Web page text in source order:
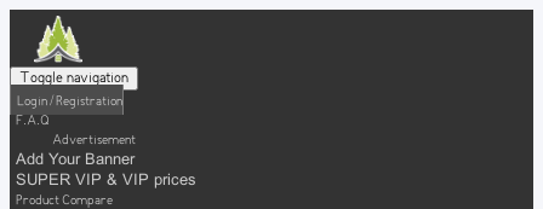
Toggle navigation
Login / Registration
F.A.Q
Advertisement
Add Your Banner
SUPER VIP & VIP prices
Product Compare